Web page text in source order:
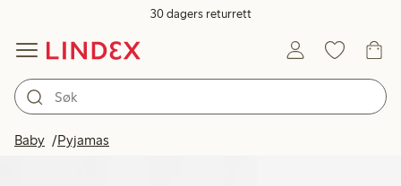
30 dagers returrett
Baby Pyjamas